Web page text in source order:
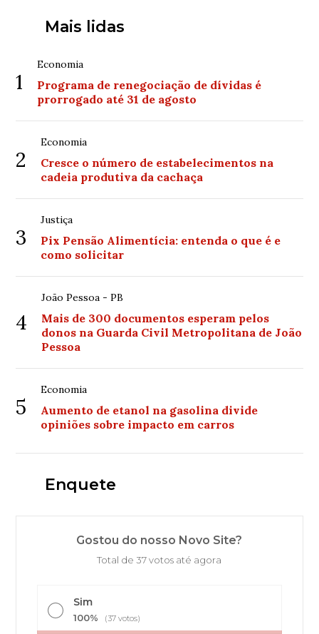
Mais lidas
1
Economia
Programa de renegociação de dívidas é
prorrogado até 31 de agosto
2
Economia
Cresce o número de estabelecimentos na
cadeia produtiva da cachaça
3
Justiça
Pix Pensão Alimentícia: entenda o que é e
como solicitar
4
João Pessoa - PB
Mais de 300 documentos esperam pelos
donos na Guarda Civil Metropolitana de João
Pessoa
5
Economia
Aumento de etanol na gasolina divide
opiniões sobre impacto em carros
Enquete
Gostou do nosso Novo Site?
Total de 37 votos até agora
Sim
100% (37 votos)